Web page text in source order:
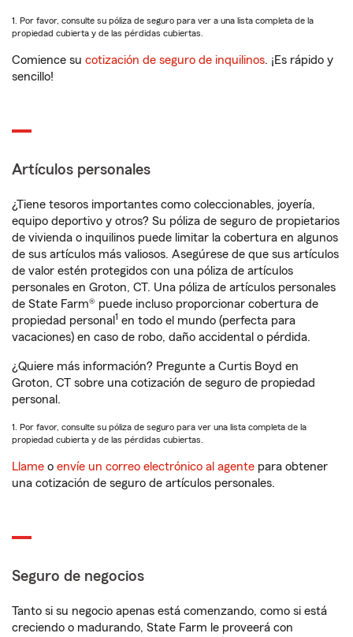
1. Por favor, consulte su póliza de seguro para ver a una lista completa de la
propiedad cubierta y de las pérdidas cubiertas.
Comience su cotización de seguro de inquilinos. ¡Es rápido y
sencillo!
Artículos personales
¿Tiene tesoros importantes como coleccionables, joyería,
equipo deportivo y otros? Su póliza de seguro de propietarios
de vivienda o inquilinos puede limitar la cobertura en algunos
de sus artículos más valiosos. Asegúrese de que sus artículos
de valor estén protegidos con una póliza de artículos
personales en Groton, CT. Una póliza de artículos personales
de State Farm® puede incluso proporcionar cobertura de
propiedad personal 1 en todo el mundo (perfecta para
vacaciones) en caso de robo, daño accidental o pérdida.
¿Quiere más información? Pregunte a Curtis Boyd en
Groton, CT sobre una cotización de seguro de propiedad
personal.
1. Por favor, consulte su póliza de seguro para ver una lista completa de la
propiedad cubierta y de las pérdidas cubiertas.
Llame o envíe un correo electrónico al agente para obtener
una cotización de seguro de artículos personales.
Seguro de negocios
Tanto si su negocio apenas está comenzando, como si está
creciendo o madurando, State Farm le proveerá con